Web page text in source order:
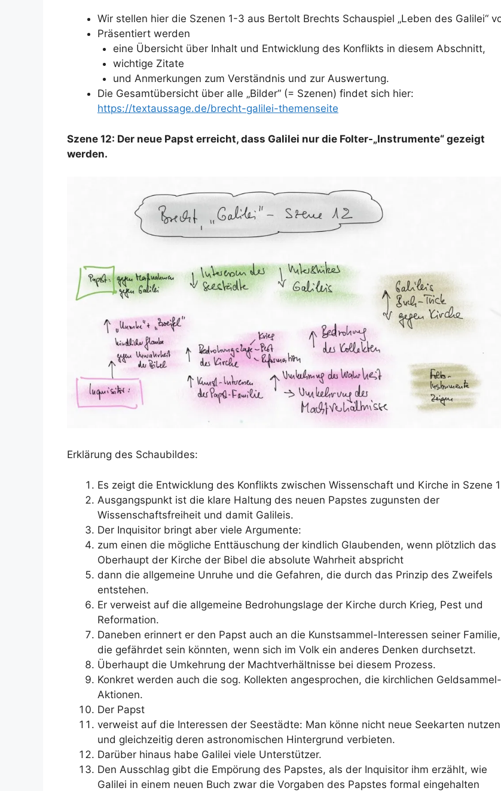
Wir stellen hier die Szenen 1-3 aus Bertolt Brechts Schauspiel „Leben des Galilei“
Präsentiert werden
eine Übersicht über Inhalt und Entwicklung des Konflikts in diesem Abschnitt,
wichtige Zitate
und Anmerkungen zum Verständnis und zur Auswertung.
Die Gesamtübersicht über alle „Bilder“ (= Szenen) findet sich hier:
https://textaussage.de/brecht-galilei-themenseite
Szene 12: Der neue Papst erreicht, dass Galilei nur die Folter-„Instrumente“ gezeigt
werden.
Erklärung des Schaubildes:
Es zeigt die Entwicklung des Konflikts zwischen Wissenschaft und Kirche in Szene
Ausgangspunkt ist die klare Haltung des neuen Papstes zugunsten der
Wissenschaftsfreiheit und damit Galileis.
Der Inquisitor bringt aber viele Argumente:
zum einen die mögliche Enttäuschung der kindlich Glaubenden, wenn plötzlich das
Oberhaupt der Kirche der Bibel die absolute Wahrheit abspricht
dann die allgemeine Unruhe und die Gefahren, die durch das Prinzip des Zweifels
entstehen.
Er verweist auf die allgemeine Bedrohungslage der Kirche durch Krieg, Pest und
Reformation.
Daneben erinnert er den Papst auch an die Kunstsammel-Interessen seiner Familie,
die gefährdet sein könnten, wenn sich im Volk ein anderes Denken durchsetzt.
Überhaupt die Umkehrung der Machtverhältnisse bei diesem Prozess.
Konkret werden auch die sog. Kollekten angesprochen, die kirchlichen Geldsammel-
Aktionen.
Der Papst
verweist auf die Interessen der Seestädte: Man könne nicht neue Seekarten nutzen
und gleichzeitig deren astronomischen Hintergrund verbieten.
Darüber hinaus habe Galilei viele Unterstützer.
Den Ausschlag gibt die Empörung des Papstes, als der Inquisitor ihm erzählt, wie
Galilei in einem neuen Buch zwar die Vorgaben des Papstes formal eingehalten